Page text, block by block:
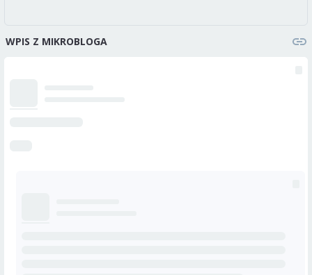
WPIS Z MIKROBLOGA